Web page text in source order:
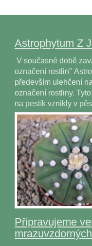
Astrophytum Z
V současné době
označení rostlin"
především ulehčení
označení rostliny.
na pestík vznikly v
Připravujeme